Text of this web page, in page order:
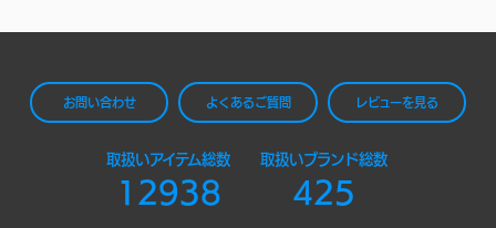
お問い合わせ よくあるご質問 レビューを見る
取扱いアイテム総数
12938
取扱いブランド総数
425